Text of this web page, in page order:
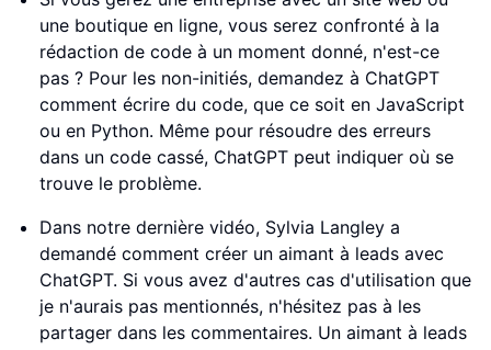
une boutique en ligne, vous serez confronté à la
rédaction de code à un moment donné, n'est-ce
pas ? Pour les non-initiés, demandez à ChatGPT
comment écrire du code, que ce soit en JavaScript
ou en Python. Même pour résoudre des erreurs
dans un code cassé, ChatGPT peut indiquer où se
trouve le problème.
Dans notre dernière vidéo, Sylvia Langley a
demandé comment créer un aimant à leads avec
ChatGPT. Si vous avez d'autres cas d'utilisation que
je n'aurais pas mentionnés, n'hésitez pas à les
partager dans les commentaires. Un aimant à leads